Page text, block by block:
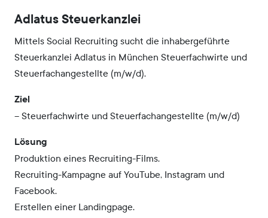
Adlatus Steuerkanzlei
Mittels Social Recruiting sucht die inhabergeführte
Steuerkanzlei Adlatus in München Steuerfachwirte und
Steuer­fach­angestellte (m/w/d).
Ziel
– Steuerfachwirte und Steuer­fach­angestellte (m/w/d)
Lösung
Produktion eines Recruiting-Films.
Recruiting-Kampagne auf YouTube, Instagram und
Facebook.
Erstellen einer Landingpage.